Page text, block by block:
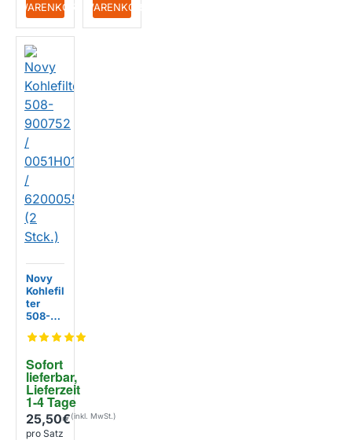
+ WARENKORB+ WARENKORB
Sofort
lieferbar,
Lieferzeit
1-4 Tage
Novy
Kohlefil
ter
508-
2 /
0100 /
62000
55 (2
Stck.)
25,50€
pro Satz